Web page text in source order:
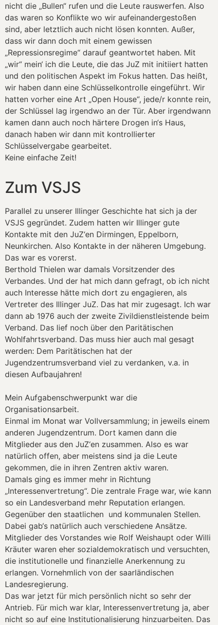
nicht die „Bullen“ rufen und die Leute rauswerfen. Also
das waren so Konflikte wo wir aufeinandergestoßen
sind, aber letztlich auch nicht lösen konnten. Außer,
dass wir dann doch mit einem gewissen
„Repressionsregime“ darauf geantwortet haben. Mit
„wir“ mein‘ ich die Leute, die das JuZ mit initiiert hatten
und den politischen Aspekt im Fokus hatten. Das heißt,
wir haben dann eine Schlüsselkontrolle eingeführt. Wir
hatten vorher eine Art „Open House“, jede/r konnte rein,
der Schlüssel lag irgendwo an der Tür. Aber irgendwann
kamen dann auch noch härtere Drogen in‘s Haus,
danach haben wir dann mit kontrollierter
Schlüsselvergabe gearbeitet.
Keine einfache Zeit!
Zum VSJS
Parallel zu unserer Illinger Geschichte hat sich ja der
VSJS gegründet. Zudem hatten wir Illinger gute
Kontakte mit den JuZ‘en Dirmingen, Eppelborn,
Neunkirchen. Also Kontakte in der näheren Umgebung.
Das war es vorerst.
Berthold Thielen war damals Vorsitzender des
Verbandes. Und der hat mich dann gefragt, ob ich nicht
auch Interesse hätte mich dort zu engagieren, als
Vertreter des Illinger JuZ. Das hat mir zugesagt. Ich war
dann ab 1976 auch der zweite Zivildienstleistende beim
Verband. Das lief noch über den Paritätischen
Wohlfahrtsverband. Das muss hier auch mal gesagt
werden: Dem Paritätischen hat der
Jugendzentrumsverband viel zu verdanken, v.a. in
diesen Aufbaujahren!
Mein Aufgabenschwerpunkt war die
Organisationsarbeit.
Einmal im Monat war Vollversammlung; in jeweils einem
anderen Jugendzentrum. Dort kamen dann die
Mitglieder aus den JuZ‘en zusammen. Also es war
natürlich offen, aber meistens sind ja die Leute
gekommen, die in ihren Zentren aktiv waren.
Damals ging es immer mehr in Richtung
„Interessenvertretung“. Die zentrale Frage war, wie kann
so ein Landesverband mehr Reputation erlangen.
Gegenüber den staatlichen und kommunalen Stellen.
Dabei gab‘s natürlich auch verschiedene Ansätze.
Mitglieder des Vorstandes wie Rolf Weishaupt oder Willi
Kräuter waren eher sozialdemokratisch und versuchten,
die institutionelle und finanzielle Anerkennung zu
erlangen. Vornehmlich von der saarländischen
Landesregierung.
Das war jetzt für mich persönlich nicht so sehr der
Antrieb. Für mich war klar, Interessenvertretung ja, aber
nicht so auf eine Institutionalisierung hinzuarbeiten. Das